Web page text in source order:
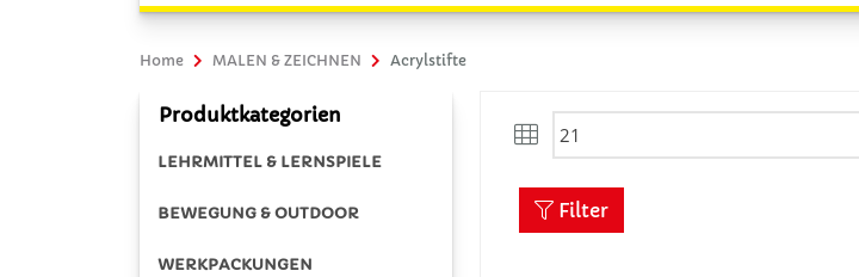
Home MALEN & ZEICHNEN Acrylstifte
Produktkategorien
LEHRMITTEL & LERNSPIELE
BEWEGUNG & OUTDOOR
WERKPACKUNGEN
Filter